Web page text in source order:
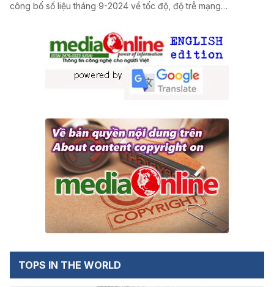
công bố số liệu tháng 9-2024 về tốc độ, độ trễ mạng…
TOPS IN THE WORLD